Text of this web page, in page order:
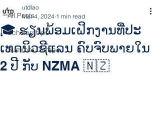
All Posts
Scholarships
Summer Camp
🎓 ຮຽນພ້ອມເຝິກງານທີ່ປະ
ເທດນິວຊີແລນ ຄົບຈົບພາຍໃນ
2 ປີ ກັບ NZMA 🇳🇿
utdlao
Mar 4, 2024 1 min read